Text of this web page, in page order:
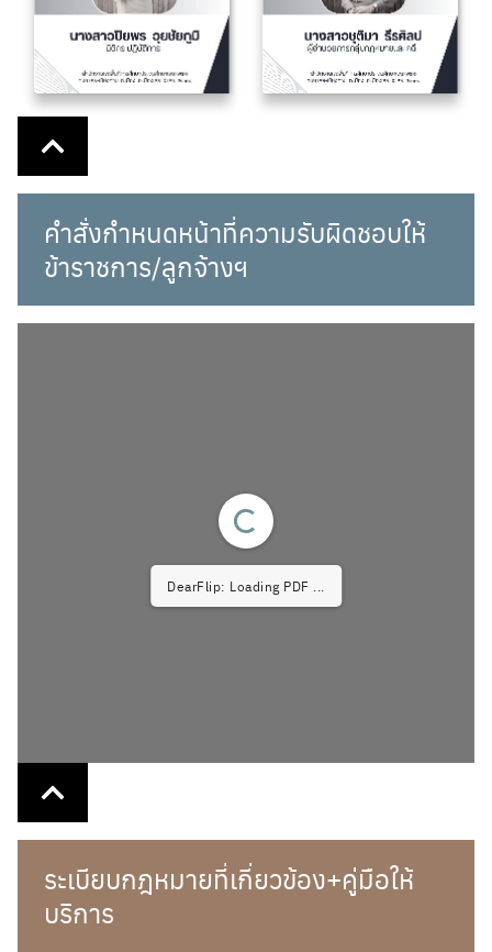
คำสั่งกำหนดหน้าที่ความรับผิดชอบให้
ข้าราชการ/ลูกจ้างฯ
DearFlip: Loading PDF ...
ระเบียบกฎหมายที่เกี่ยวข้อง+คู่มือให้
บริการ